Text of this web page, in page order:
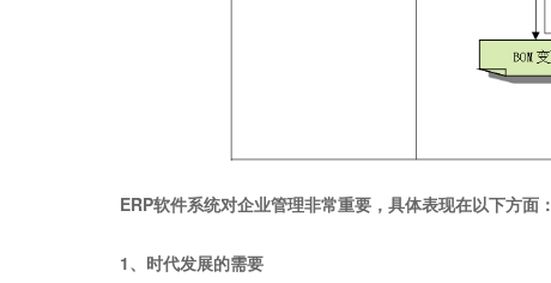
ERP软件系统对企业管理非常重要，具体表现在以下方面：
1、时代发展的需要